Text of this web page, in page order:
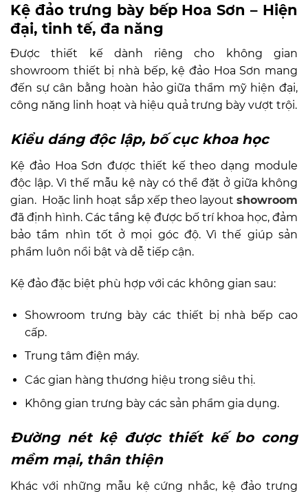
Kệ đảo trưng bày bếp Hoa Sơn – Hiện
đại, tinh tế, đa năng
Được thiết kế dành riêng cho không gian
showroom thiết bị nhà bếp, kệ đảo Hoa Sơn mang
đến sự cân bằng hoàn hảo giữa thẩm mỹ hiện đại,
công năng linh hoạt và hiệu quả trưng bày vượt trội.
Kiểu dáng độc lập, bố cục khoa học
Kệ đảo Hoa Sơn được thiết kế theo dạng module
độc lập. Vì thế mẫu kệ này có thể đặt ở giữa không
gian. Hoặc linh hoạt sắp xếp theo layout showroom
đã định hình. Các tầng kệ được bố trí khoa học, đảm
bảo tầm nhìn tốt ở mọi góc độ. Vì thế giúp sản
phẩm luôn nổi bật và dễ tiếp cận.
Kệ đảo đặc biệt phù hợp với các không gian sau:
Showroom trưng bày các thiết bị nhà bếp cao
cấp.
Trung tâm điện máy.
Các gian hàng thương hiệu trong siêu thị.
Không gian trưng bày các sản phẩm gia dụng.
Đường nét kệ được thiết kế bo cong
mềm mại, thân thiện
Khác với những mẫu kệ cứng nhắc, kệ đảo trưng